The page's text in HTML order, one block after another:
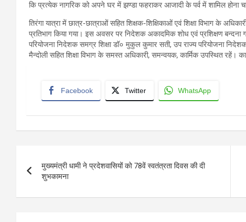
कि प्रत्येक नागरिक को अपने घर में झण्डा फहराकर आजादी के पर्व में शामिल होना
तिरंगा यात्रा में छात्र-छात्राओं सहित शिक्षक-शिक्षिकाओं एवं शिक्षा विभाग के
प्रतिभाग किया गया। इस अवसर पर निदेशक अकादमिक शोध एवं प्रशिक्षण बन्दना
परियोजना निदेशक समग्र शिक्षा डॉ० मुकुल कुमार सती, उप राज्य परियोजना
मैन्दोली सहित शिक्षा विभाग के समस्त अधिकारी, समन्वयक, कार्मिक उपस्थित रहें।
Facebook Twitter WhatsApp
navigation
मुख्यमंत्री धामी ने प्रदेशवासियों को 78वें स्वतंत्रता दिवस की दी
शुभकामना